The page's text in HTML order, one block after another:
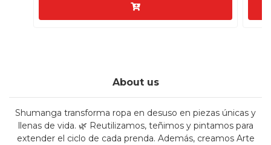
About us
Shumanga transforma ropa en desuso en piezas únicas y
llenas de vida. 🌿 Reutilizamos, teñimos y pintamos para
extender el ciclo de cada prenda. Además, creamos Arte